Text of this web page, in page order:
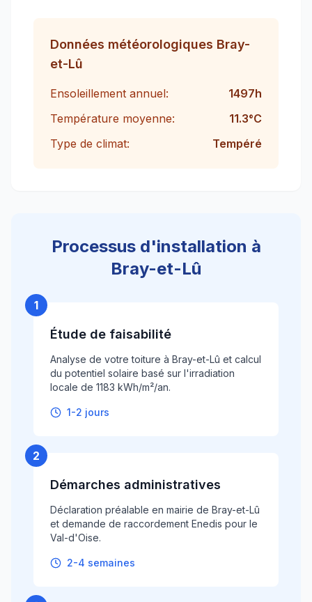
Données météorologiques Bray-
et-Lû
Ensoleillement annuel: 1497h
Température moyenne:
11.3°C
Type de climat:
Tempéré
Processus d'installation à
Bray-et-Lû
1
Étude de faisabilité
Analyse de votre toiture à Bray-et-Lû et calcul
du potentiel solaire basé sur l'irradiation
locale de 1183 kWh/m²/an.
1-2 jours
2
Démarches administratives
Déclaration préalable en mairie de Bray-et-Lû
et demande de raccordement Enedis pour le
Val-d'Oise.
2-4 semaines